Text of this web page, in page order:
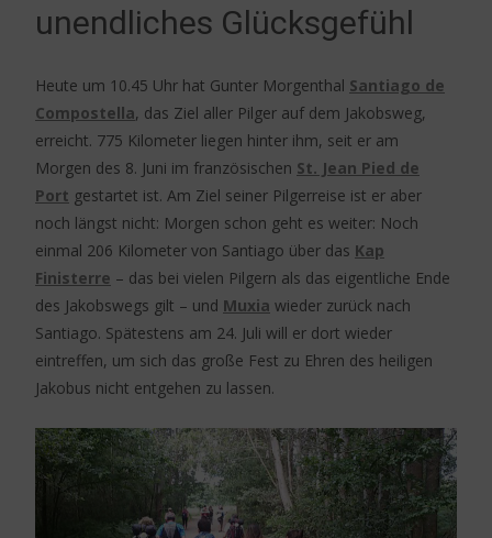
unendliches Glücksgefühl
Heute um 10.45 Uhr hat Gunter Morgenthal Santiago de
Compostella, das Ziel aller Pilger auf dem Jakobsweg,
erreicht. 775 Kilometer liegen hinter ihm, seit er am
Morgen des 8. Juni im französischen St. Jean Pied de
Port gestartet ist. Am Ziel seiner Pilgerreise ist er aber
noch längst nicht: Morgen schon geht es weiter: Noch
einmal 206 Kilometer von Santiago über das Kap
Finisterre – das bei vielen Pilgern als das eigentliche Ende
des Jakobswegs gilt – und Muxia wieder zurück nach
Santiago. Spätestens am 24. Juli will er dort wieder
eintreffen, um sich das große Fest zu Ehren des heiligen
Jakobus nicht entgehen zu lassen.